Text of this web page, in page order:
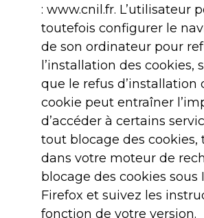
: www.cnil.fr. L’utilisateur
toutefois configurer le
de son ordinateur pour
l’installation des cookies,
que le refus d’installation
cookie peut entraîner
d’accéder à certains
tout blocage des cookies,
dans votre moteur de
blocage des cookies sous
Firefox et suivez les
fonction de votre version.